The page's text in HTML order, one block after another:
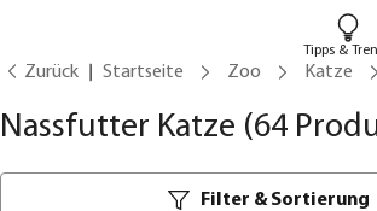
Tipps &
Zurück Startseite Zoo Katze
Nassfutter Katze (64
Filter & Sortierung